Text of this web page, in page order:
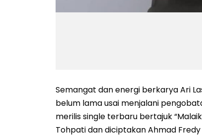
Semangat dan energi berkarya Ari
belum lama usai menjalani
merilis single terbaru bertajuk
Tohpati dan diciptakan Ahmad